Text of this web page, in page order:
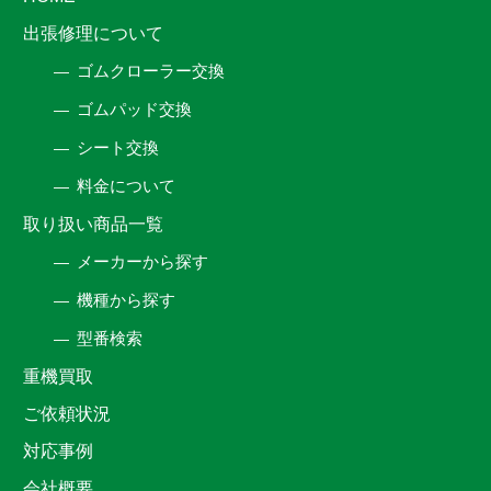
出張修理について
ゴムクローラー交換
ゴムパッド交換
シート交換
料金について
取り扱い商品一覧
メーカーから探す
機種から探す
型番検索
重機買取
ご依頼状況
対応事例